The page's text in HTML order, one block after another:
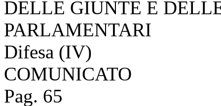
DELLE GIUNTE E
PARLAMENTARI
Difesa (IV)
COMUNICATO
Pag. 65